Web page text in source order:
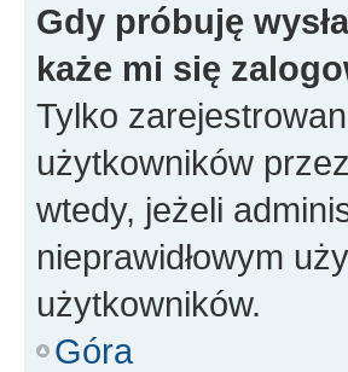
Gdy próbuję
każe mi się
Tylko
użytkowników
wtedy, jeżeli
nieprawidłowym
użytkowników.
Góra